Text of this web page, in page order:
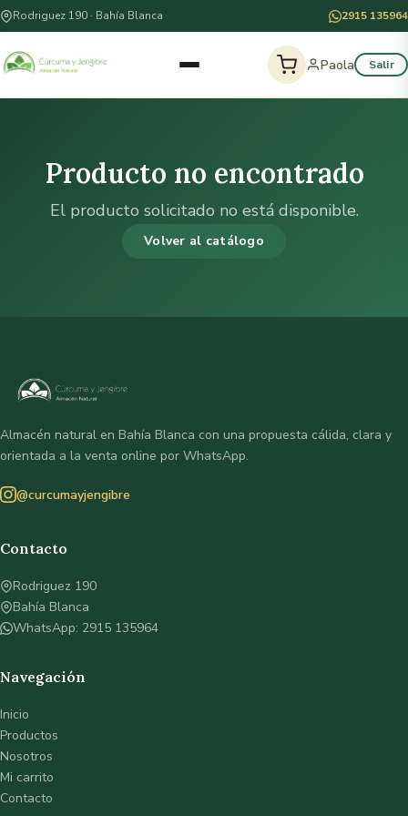
Rodriguez 190 · Bahía Blanca 2915 135964
Paola Salir
Producto no encontrado
El producto solicitado no está disponible.
Volver al catálogo
Almacén natural en Bahía Blanca con una propuesta cálida, clara y
orientada a la venta online por WhatsApp.
@curcumayjengibre
Contacto
Rodriguez 190
Bahía Blanca
WhatsApp: 2915 135964
Navegación
Inicio
Productos
Nosotros
Mi carrito
Contacto